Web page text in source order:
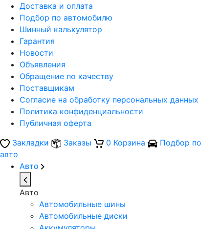
Доставка и оплата
Подбор по автомобилю
Шинный калькулятор
Гарантия
Новости
Объявления
Обращение по качеству
Поставщикам
Согласие на обработку персональных данных
Политика конфиденциальности
Публичная оферта
Закладки
Заказы 0 Корзина
Подбор по
авто
Авто
Авто
Автомобильные шины
Автомобильные диски